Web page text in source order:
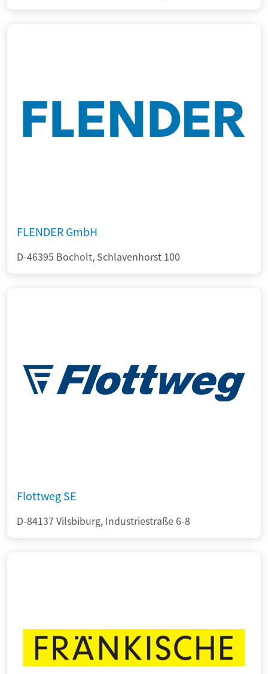
FLENDER GmbH
D-46395 Bocholt, Schlavenhorst 100
Flottweg SE
D-84137 Vilsbiburg, Industriestraße 6-8